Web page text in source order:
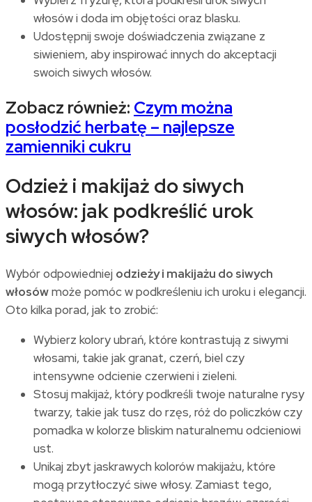
włosów i doda im objętości oraz blasku.
Udostępnij swoje doświadczenia związane z
siwieniem, aby inspirować innych do akceptacji
swoich siwych włosów.
Zobacz również: Czym można
posłodzić herbatę – najlepsze
zamienniki cukru
Odzież i makijaż do siwych
włosów: jak podkreślić urok
siwych włosów?
Wybór odpowiedniej odzieży i makijażu do siwych
włosówmoże pomóc w podkreśleniu ich uroku i elegancji.
Oto kilka porad, jak to zrobić:
Wybierz kolory ubrań, które kontrastują z siwymi
włosami, takie jak granat, czerń, biel czy
intensywne odcienie czerwieni i zieleni.
Stosuj makijaż, który podkreśli twoje naturalne rysy
twarzy, takie jak tusz do rzęs, róż do policzków czy
pomadka w kolorze bliskim naturalnemu odcieniowi
ust.
Unikaj zbyt jaskrawych kolorów makijażu, które
mogą przytłoczyć siwe włosy. Zamiast tego,